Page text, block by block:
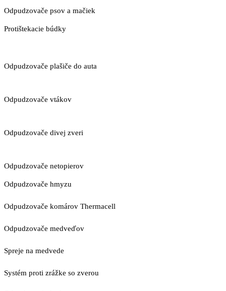
Odpudzovače psov a mačiek
Protištekacie búdky
Odpudzovače plašiče do auta
Odpudzovače vtákov
Odpudzovače divej zveri
Odpudzovače netopierov
Odpudzovače hmyzu
Odpudzovače komárov Thermacell
Odpudzovače medveďov
Spreje na medvede
Systém proti zrážke so zverou